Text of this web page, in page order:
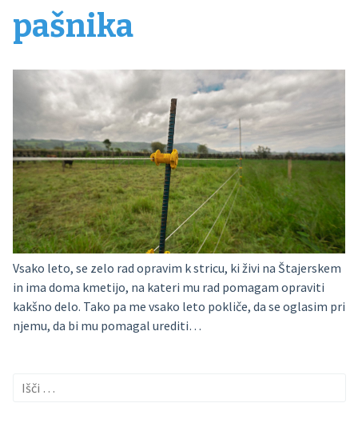
pašnika
Vsako leto, se zelo rad opravim k stricu, ki živi na Štajerskem
in ima doma kmetijo, na kateri mu rad pomagam opraviti
kakšno delo. Tako pa me vsako leto pokliče, da se oglasim pri
njemu, da bi mu pomagal urediti…
Išči: